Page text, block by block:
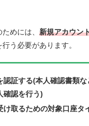
めには、 新規アカウン
う必要があります。
認証する(本人確認書類
確認を行う)
け取るための対象口座タ